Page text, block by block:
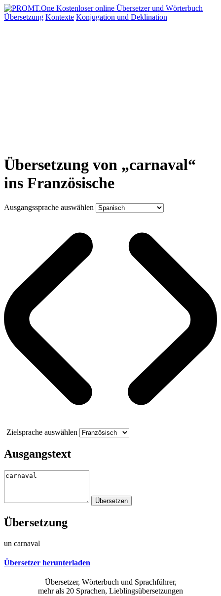
Übersetzung Kontexte Konjugation und Deklination
Übersetzung von „carnaval“
ins Französische
Ausgangssprache auswählen
Zielsprache auswählen
Ausgangstext
Übersetzung
un carnaval
Übersetzer herunterladen
Übersetzer, Wörterbuch und Sprachführer,
mehr als 20 Sprachen, Lieblingsübersetzungen